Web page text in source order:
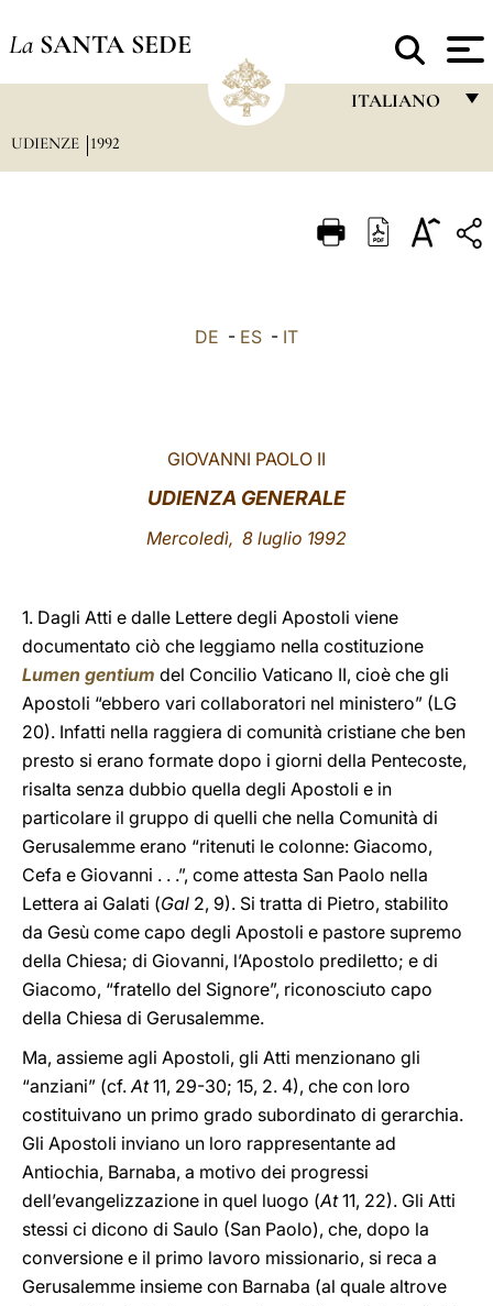
La SANTA SEDE
ITALIANO
ITALIANO
UDIENZE 1992
DE - ES - IT
GIOVANNI PAOLO II
UDIENZA GENERALE
Mercoledì, 8 luglio 1992
1. Dagli Atti e dalle Lettere degli Apostoli viene
documentato ciò che leggiamo nella costituzione
Lumen gentium del Concilio Vaticano II, cioè che gli
Apostoli “ebbero vari collaboratori nel ministero” (LG
20). Infatti nella raggiera di comunità cristiane che ben
presto si erano formate dopo i giorni della Pentecoste,
risalta senza dubbio quella degli Apostoli e in
particolare il gruppo di quelli che nella Comunità di
Gerusalemme erano “ritenuti le colonne: Giacomo,
Cefa e Giovanni . . .”, come attesta San Paolo nella
Lettera ai Galati (Gal 2, 9). Si tratta di Pietro, stabilito
da Gesù come capo degli Apostoli e pastore supremo
della Chiesa; di Giovanni, l’Apostolo prediletto; e di
Giacomo, “fratello del Signore”, riconosciuto capo
della Chiesa di Gerusalemme.
Ma, assieme agli Apostoli, gli Atti menzionano gli
“anziani” (cf.At11, 29-30; 15, 2. 4), che con loro
costituivano un primo grado subordinato di gerarchia.
Gli Apostoli inviano un loro rappresentante ad
Antiochia, Barnaba, a motivo dei progressi
dell’evangelizzazione in quel luogo (At11, 22). Gli Atti
stessi ci dicono di Saulo (San Paolo), che, dopo la
conversione e il primo lavoro missionario, si reca a
Gerusalemme insieme con Barnaba (al quale altrove